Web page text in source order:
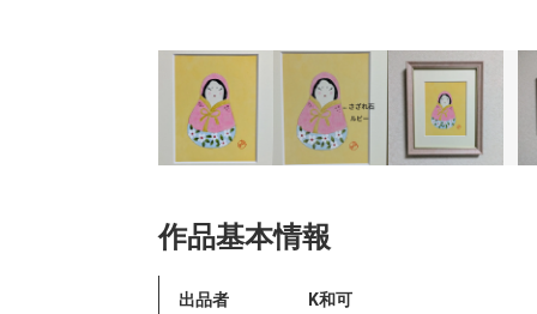
作品基本情報
出品者
K和可